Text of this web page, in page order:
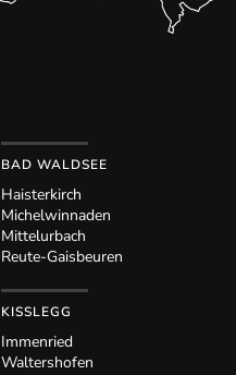
BAD WALDSEE
Haisterkirch
Michelwinnaden
Mittelurbach
Reute-Gaisbeuren
KISSLEGG
Immenried
Waltershofen